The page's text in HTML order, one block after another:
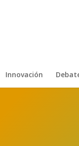
Innovación